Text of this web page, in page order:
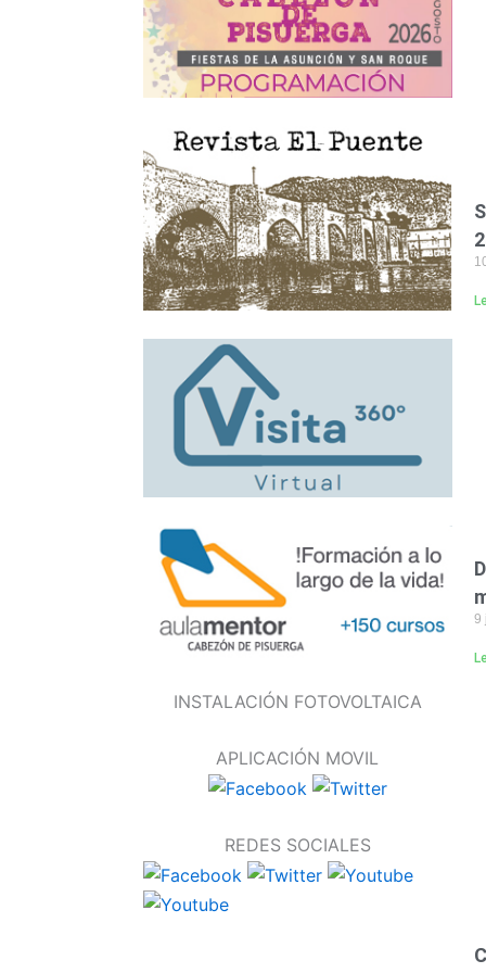
INSTALACIÓN FOTOVOLTAICA
APLICACIÓN MOVIL
REDES SOCIALES
9